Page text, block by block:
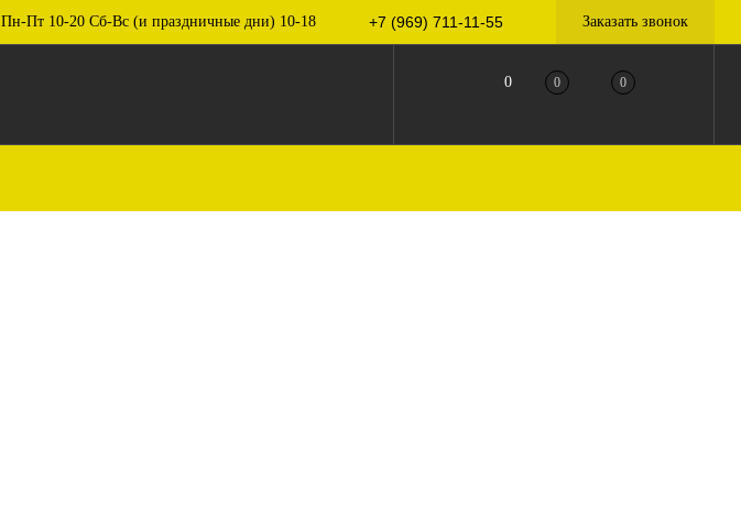
Пн-Пт 10-20 Сб-Вс (и праздничные дни) 10-18 +7 (969) 711-11-55 Заказать звонок
0 0 0